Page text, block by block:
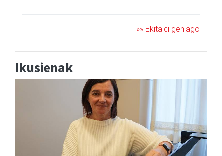
»» Ekitaldi gehiago
Ikusienak